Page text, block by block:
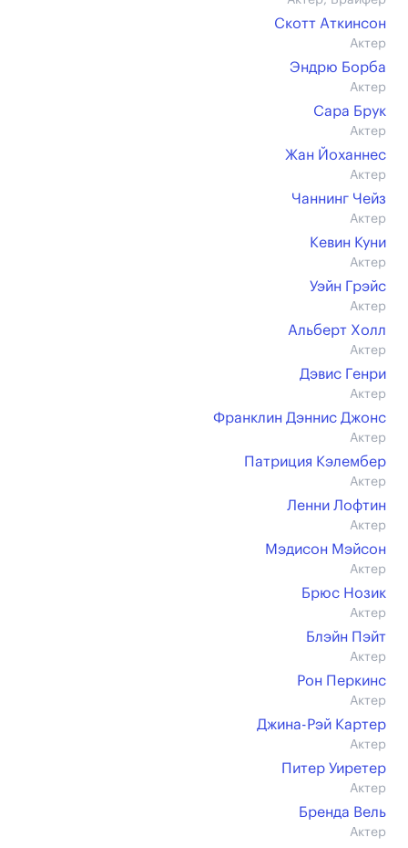
Скотт Аткинсон
Актер
Эндрю Борба
Актер
Сара Брук
Актер
Жан Йоханнес
Актер
Чаннинг Чейз
Актер
Кевин Куни
Актер
Уэйн Грэйс
Актер
Альберт Холл
Актер
Дэвис Генри
Актер
Франклин Дэннис Джонс
Актер
Патриция Кэлембер
Актер
Ленни Лофтин
Актер
Мэдисон Мэйсон
Актер
Брюс Нозик
Актер
Блэйн Пэйт
Актер
Рон Перкинс
Актер
Джина-Рэй Картер
Актер
Питер Уиретер
Актер
Бренда Вель
Актер